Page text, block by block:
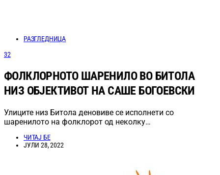
РАЗГЛЕДНИЦА
32
ФОЛКЛОРНОТО ШАРЕНИЛО ВО БИТОЛА
НИЗ ОБЈЕКТИВОТ НА САШЕ БОГОЕВСКИ
Улиците низ Битола деновиве се исполнети со
шаренилото на фолклорот од неколку…
ЧИТАЈ БЕ
ЈУЛИ 28, 2022